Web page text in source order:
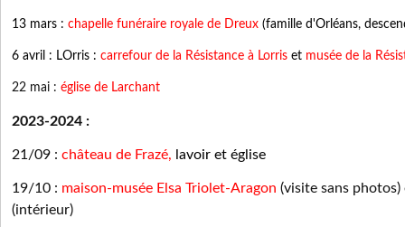
13 mars : chapelle funéraire royale de Dreux (famille d'Orléans,
6 avril : LOrris : carrefour de la Résistance à Lorris et musée de la
22 mai : église de Larchant
2023-2024 :
21/09 : château de Frazé, lavoir et église
19/10 : maison-musée Elsa Triolet-Aragon (visite sans photos)
(intérieur)